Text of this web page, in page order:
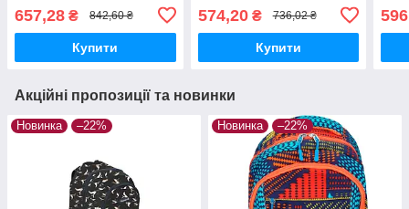
657,28 ₴ 842,60 ₴
Купити
574,20₴ 736,02 ₴
Купити
Акційні пропозиції та новинки
Новинка –22% Новинка –22%